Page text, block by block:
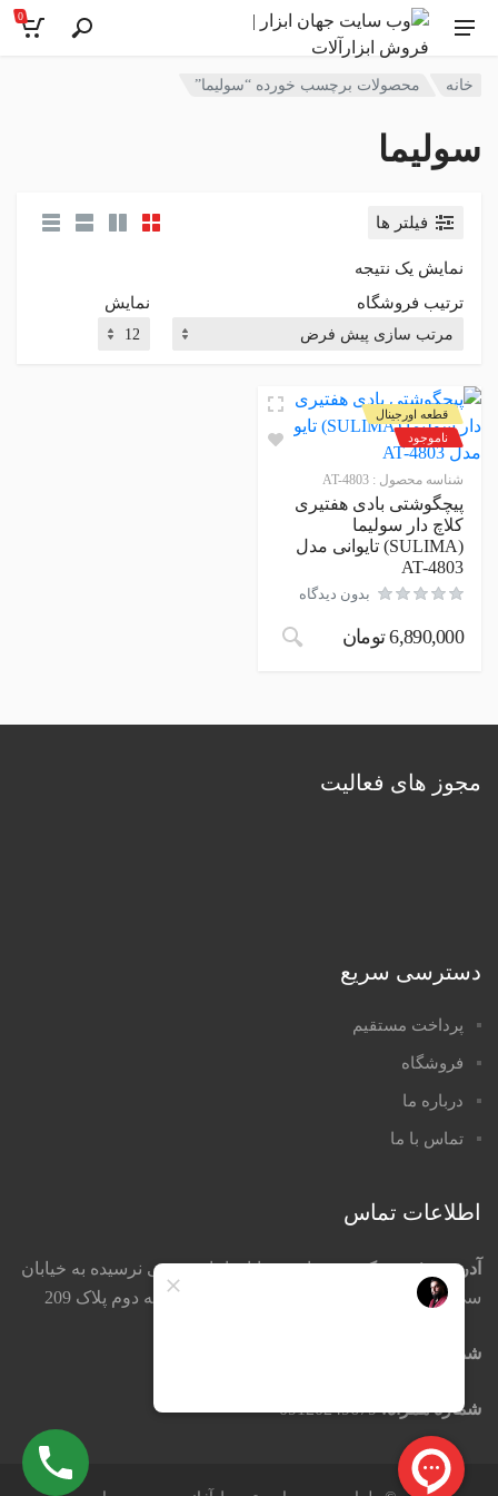
0
خانه محصولات برچسب خورده “سولیما”
سولیما
فیلتر ها
نمایش یک نتیجه
ترتیب فروشگاه
نمایش
شناسه محصول : AT-4803
قطعه اورجینال
ناموجود
پیچگوشتی بادی هفتیری
کلاچ دار سولیما
(SULIMA) تایوانی مدل
AT-4803
بدون دیدگاه
6,890,000 تومان
مجوز های فعالیت
دسترسی سریع
پرداخت مستقیم
فروشگاه
درباره ما
تماس با ما
اطلاعات تماس
آدرس دفتر مرکزی:تهران ، خیابان امام خمینی نرسیده به خیابان
سی تیرکوچه جمشید خواه پاساژ تیموریان طبقه دوم پلاک 209
شماره تماس:
شماره همراه:09120249679